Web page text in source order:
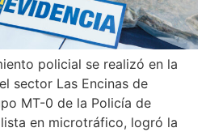
policial se realizó en la
sector Las Encinas de
MT-0 de la Policía de
en microtráfico, logró la